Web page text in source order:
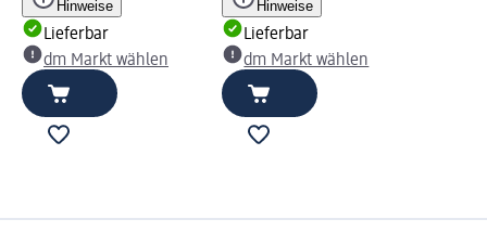
Hinweise
Lieferbar
dm Markt wählen
Hinweise
Lieferbar
dm Markt wählen